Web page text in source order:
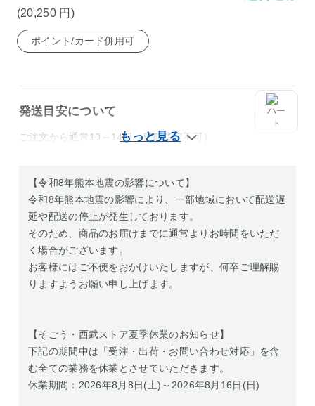
(20,250 円 )
ポイント/カード併用可
発送目安について
ご注文から通常10～14日（日時指定不可）
【令和8年熊本地震の影響について】
令和8年熊本地震の影響により、一部地域において配送遅
延や配送の停止が発生しております。
そのため、商品のお届けまでに通常よりお時間をいただ
く場合がございます。
お客様にはご不便をおかけいたしますが、何卒ご理解賜
りますようお願い申し上げます。
【そごう・西武ストア夏季休業のお知らせ】
下記の期間中は「受注・出荷・お問い合わせ対応」を含
む全ての業務を休業とさせていただきます。
休業期間：2026年8月8日(土)～2026年8月16日(日)